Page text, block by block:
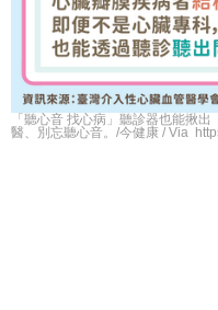
「聽心音 找心病」聽診器也能揪
醫、別忘聽心音。/今健康 / Via